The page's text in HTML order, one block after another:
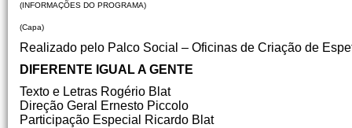
(INFORMAÇÕES DO PROGRAMA)
(Capa)
Realizado pelo Palco Social – Oficinas de Criação de
DIFERENTE IGUAL A GENTE
Texto e Letras Rogério Blat
Direção Geral Ernesto Piccolo
Participação Especial Ricardo Blat